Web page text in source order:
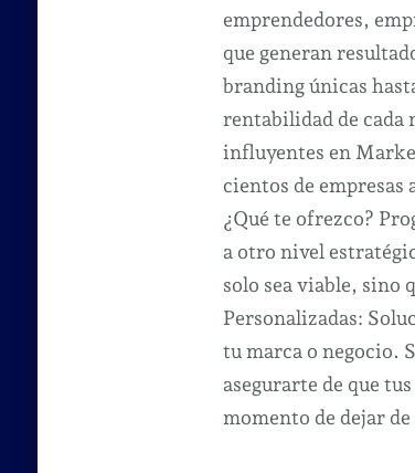
emprendedores,
que generan
branding únicas
rentabilidad de cada
influyentes en
cientos de
¿Qué te ofrezco?
a otro nivel
solo sea viable, sino
Personalizadas:
tu marca o negocio.
asegurarte de que
momento de dejar